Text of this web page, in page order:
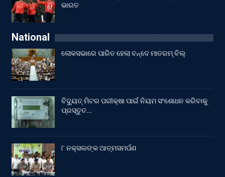
ଭାରତ
National
ଲୋକସଭାରେ ପାରିତ ହେଲା ବନ୍ଦେ ମାତରମ୍‌ ବିଲ୍‌
ବିଦ୍ୟୁତ୍ ମିଟର ପରୀକ୍ଷା ପାଇଁ ନିୟମ ସଂଶୋଧନ କରିବାକୁ
ପ୍ରସ୍ତୁତ…
୮ ନକ୍ସଲଙ୍କ ଆତ୍ମସମର୍ପଣ